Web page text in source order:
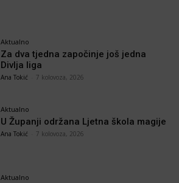
Aktualno
Za dva tjedna započinje još jedna
Divlja liga
Ana Tokić 7 kolovoza, 2026
Aktualno
U Županji održana Ljetna škola magije
Ana Tokić 7 kolovoza, 2026
Aktualno